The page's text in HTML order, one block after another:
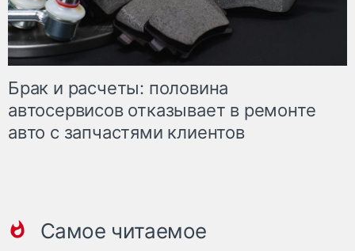
Брак и расчеты: половина
автосервисов отказывает в ремонте
авто с запчастями клиентов
Самое читаемое